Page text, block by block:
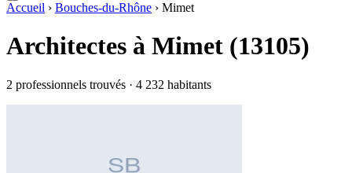
Accueil › Bouches-du-Rhône › Mimet
Architectes à Mimet (13105)
2 professionnels trouvés · 4 232 habitants